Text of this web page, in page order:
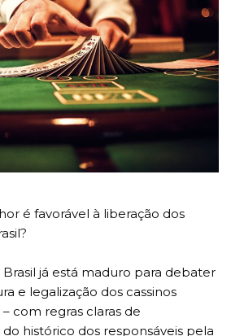
é favorável à liberação dos
já está maduro para debater
e legalização dos cassinos
com regras claras de
histórico dos responsáveis pela